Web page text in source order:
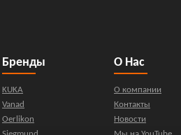
Бренды
KUKA
Vanad
Oerlikon
О Нас
О компании
Контакты
Новости